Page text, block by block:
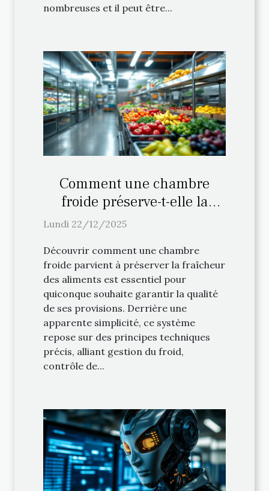
nombreuses et il peut être...
Comment une chambre
froide préserve-t-elle la
fraîcheur des aliments ?
Lundi 22/12/2025
Découvrir comment une chambre
froide parvient à préserver la fraîcheur
des aliments est essentiel pour
quiconque souhaite garantir la qualité
de ses provisions. Derrière une
apparente simplicité, ce système
repose sur des principes techniques
précis, alliant gestion du froid,
contrôle de...